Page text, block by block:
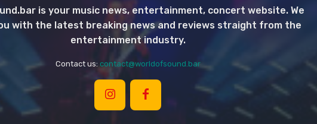
is your music news, entertainment, concert website. We
with the latest breaking news and reviews straight from the
entertainment industry.
Contact us: contact@worldofsound.bar